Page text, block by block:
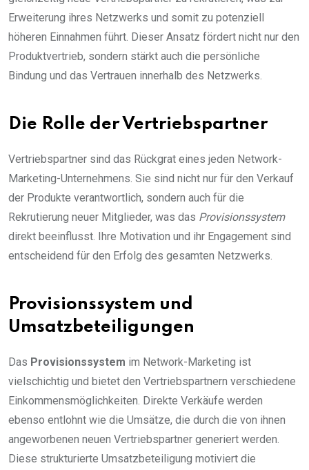
Erweiterung ihres Netzwerks und somit zu potenziell
höheren Einnahmen führt. Dieser Ansatz fördert nicht nur den
Produktvertrieb, sondern stärkt auch die persönliche
Bindung und das Vertrauen innerhalb des Netzwerks.
Die Rolle der Vertriebspartner
Vertriebspartner sind das Rückgrat eines jeden Network-
Marketing-Unternehmens. Sie sind nicht nur für den Verkauf
der Produkte verantwortlich, sondern auch für die
Rekrutierung neuer Mitglieder, was das Provisionssystem
direkt beeinflusst. Ihre Motivation und ihr Engagement sind
entscheidend für den Erfolg des gesamten Netzwerks.
Provisionssystem und
Umsatzbeteiligungen
Das Provisionssystem im Network-Marketing ist
vielschichtig und bietet den Vertriebspartnern verschiedene
Einkommensmöglichkeiten. Direkte Verkäufe werden
ebenso entlohnt wie die Umsätze, die durch die von ihnen
angeworbenen neuen Vertriebspartner generiert werden.
Diese strukturierte Umsatzbeteiligung motiviert die